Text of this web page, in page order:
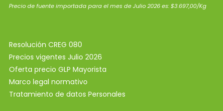
Precio de fuente importada para el mes de Julio 2026 es: $3.697,00/Kg
Resolución CREG 080
Precios vigentes Julio 2026
Oferta precio GLP Mayorista
Marco legal normativo
Tratamiento de datos Personales